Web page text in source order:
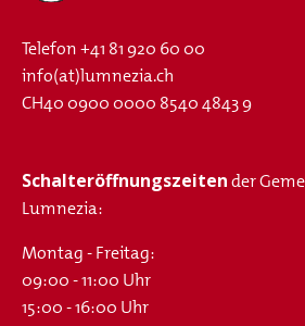
Telefon+41 81 920 60 00
info(at)lumnezia.ch
CH40 0900 0000 8540 4843 9
Schalteröffnungszeitender
Lumnezia:
Montag - Freitag:
09:00 - 11:00 Uhr
15:00 - 16:00 Uhr